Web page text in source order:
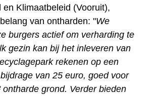
en Klimaatbeleid (Vooruit),
van ontharden: "We
burgers actief om verharding te
gezin kan bij het inleveren van
rekenen op een
van 25 euro, goed voor
ontharde grond. Verder bieden